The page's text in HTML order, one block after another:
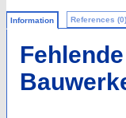
Information References (0)